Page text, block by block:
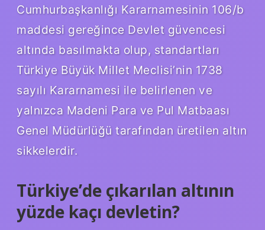
Cumhurbaşkanlığı Kararnamesinin 106/b
maddesi gereğince Devlet güvencesi
altında basılmakta olup, standartları
Türkiye Büyük Millet Meclisi’nin 1738
sayılı Kararnamesi ile belirlenen ve
yalnızca Madeni Para ve Pul Matbaası
Genel Müdürlüğü tarafından üretilen altın
sikkelerdir.
Türkiye’de çıkarılan altının
yüzde kaçı devletin?